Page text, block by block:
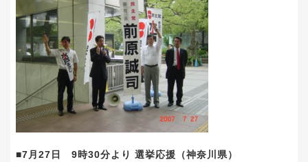
■7月27日 9時30分より 選挙応援（神奈川県）